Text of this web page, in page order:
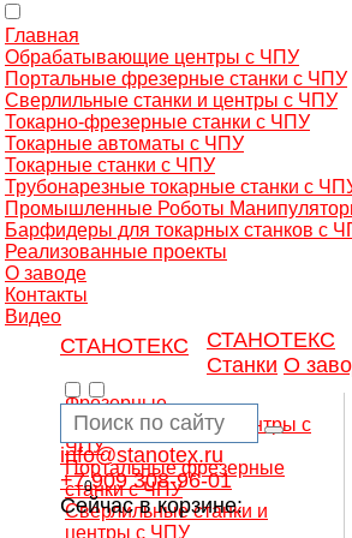
Главная
Обрабатывающие центры с ЧПУ
Портальные фрезерные станки с ЧПУ
Сверлильные станки и центры с ЧПУ
Токарно-фрезерные станки с ЧПУ
Токарные автоматы с ЧПУ
Токарные станки с ЧПУ
Трубонарезные токарные станки с
Промышленные Роботы
Барфидеры для токарных станков с
Реализованные проекты
О заводе
Контакты
Видео
СТАНОТЕКС
СТАНОТЕКС
Станки О
info@stanotex.ru
+7 909 308-96-01
Сейчас в корзине:
0
Фрезерные
обрабатывающие центры с
ЧПУ
Портальные фрезерные
станки с ЧПУ
Сверлильные станки и
центры с ЧПУ